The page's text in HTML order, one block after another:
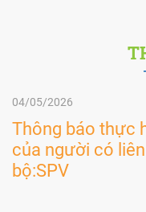
04/05/2026
Thông báo thực
của người có
bộ:SPV